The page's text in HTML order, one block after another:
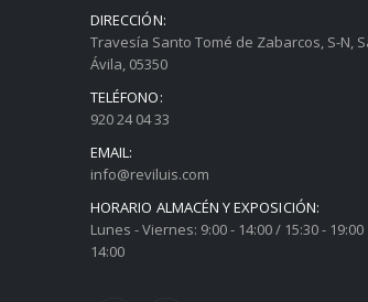
DIRECCIÓN:
Travesía Santo Tomé de Zabarcos, S-N,
Ávila, 05350
TELÉFONO:
920 24 04 33
EMAIL:
info@reviluis.com
HORARIO ALMACÉN Y EXPOSICIÓN:
Lunes - Viernes: 9:00 - 14:00 / 15:30 -
14:00